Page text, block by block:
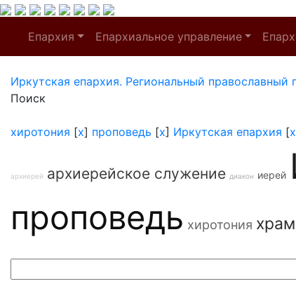
Епархия Епархиальное управление
Иркутская епархия. Региональный православный
Поиск
хиротония [x] проповедь [x] Иркутская епархия [x
архиерей архиерейское служение диакон иерей
проповедь хиротония храм